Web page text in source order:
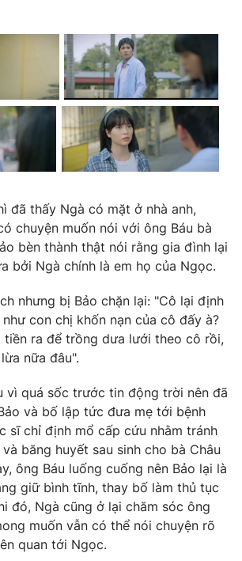
đã thấy Ngà có mặt ở nhà anh,
chuyện muốn nói với ông Báu bà
bèn thành thật nói rằng gia đình lại
bởi Ngà chính là em họ của Ngọc.
nhưng bị Bảo chặn lại: "Cô lại định
con chị khốn nạn của cô đấy à?
tiền ra để trồng dưa lưới theo cô rồi,
nữa đâu".
vì quá sốc trước tin động trời nên đã
và bố lập tức đưa mẹ tới bệnh
sĩ chỉ định mổ cấp cứu nhằm tránh
băng huyết sau sinh cho bà Châu
ông Báu luống cuống nên Bảo lại là
giữ bình tĩnh, thay bố làm thủ tục
đó, Ngà cũng ở lại chăm sóc ông
muốn vẫn có thể nói chuyện rõ
quan tới Ngọc.